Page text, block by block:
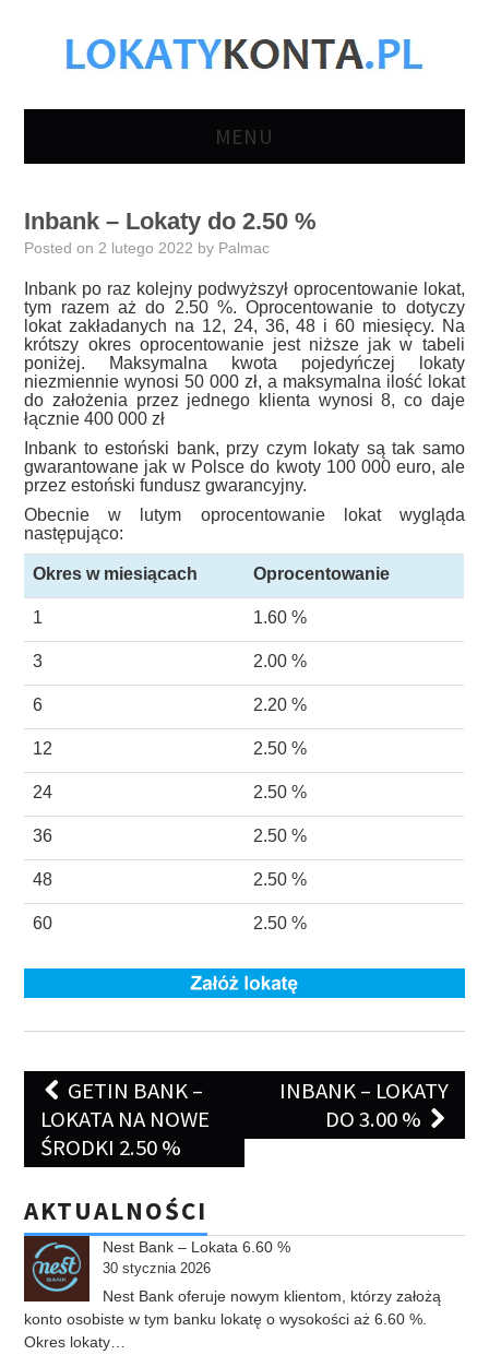
MENU
KONTA
OSZCZĘDNOŚCIOWE
KONTA OSOBISTE
KONTA FIRMOWE
AKTUALNOŚCI
Inbank – Lokaty do 2.50 %
Posted on 2 lutego 2022 by Palmac
Inbank po raz kolejny podwyższył oprocentowanie lokat,
tym razem aż do 2.50 %. Oprocentowanie to dotyczy
lokat zakładanych na 12, 24, 36, 48 i 60 miesięcy. Na
krótszy okres oprocentowanie jest niższe jak w tabeli
poniżej. Maksymalna kwota pojedyńczej lokaty
niezmiennie wynosi 50 000 zł, a maksymalna ilość lokat
do założenia przez jednego klienta wynosi 8, co daje
łącznie 400 000 zł
Inbank to estoński bank, przy czym lokaty są tak samo
gwarantowane jak w Polsce do kwoty 100 000 euro, ale
przez estoński fundusz gwarancyjny.
Obecnie w lutym oprocentowanie lokat wygląda
następująco:
Okres w miesiącach Oprocentowanie
1 1.60 %
3 2.00 %
6 2.20 %
12 2.50 %
24 2.50 %
36 2.50 %
48 2.50 %
60 2.50 %
Post
navigation
GETIN BANK –
LOKATA NA NOWE
ŚRODKI 2.50 %
INBANK – LOKATY
DO 3.00 %
AKTUALNOŚCI
Nest Bank – Lokata 6.60 %
30 stycznia 2026
Nest Bank oferuje nowym klientom, którzy założą
konto osobiste w tym banku lokatę o wysokości aż 6.60 %.
Okres lokaty…